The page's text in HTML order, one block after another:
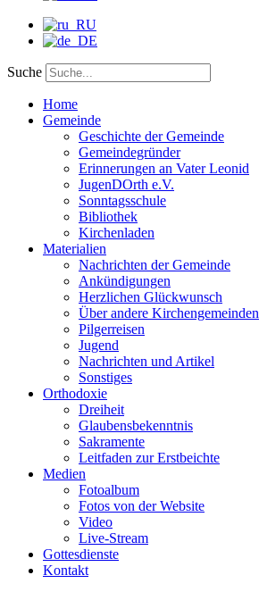
Suche
Home
Gemeinde
Geschichte der Gemeinde
Gemeindegründer
Erinnerungen an Vater Leonid
JugenDOrth e.V.
Sonntagsschule
Bibliothek
Kirchenladen
Materialien
Nachrichten der Gemeinde
Ankündigungen
Herzlichen Glückwunsch
Über andere Kirchengemeinden
Pilgerreisen
Jugend
Nachrichten und Artikel
Sonstiges
Orthodoxie
Dreiheit
Glaubensbekenntnis
Sakramente
Leitfaden zur Erstbeichte
Medien
Fotoalbum
Fotos von der Website
Video
Live-Stream
Gottesdienste
Kontakt